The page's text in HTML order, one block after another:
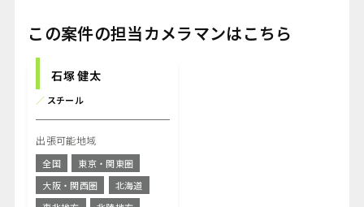
この案件の担当カメラマンはこちら
石塚 健太
／ スチール
出張可能地域
全国
東京・関東圏
大阪・関西圏
北海道